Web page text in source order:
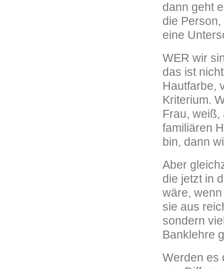
dann geht
die
eine
WER wir
das ist
Hautfarbe,
Kriterium.
Frau,
familiären
bin, dann
Aber
die jetzt in
wäre,
sie aus
sondern
Banklehre
Werden es